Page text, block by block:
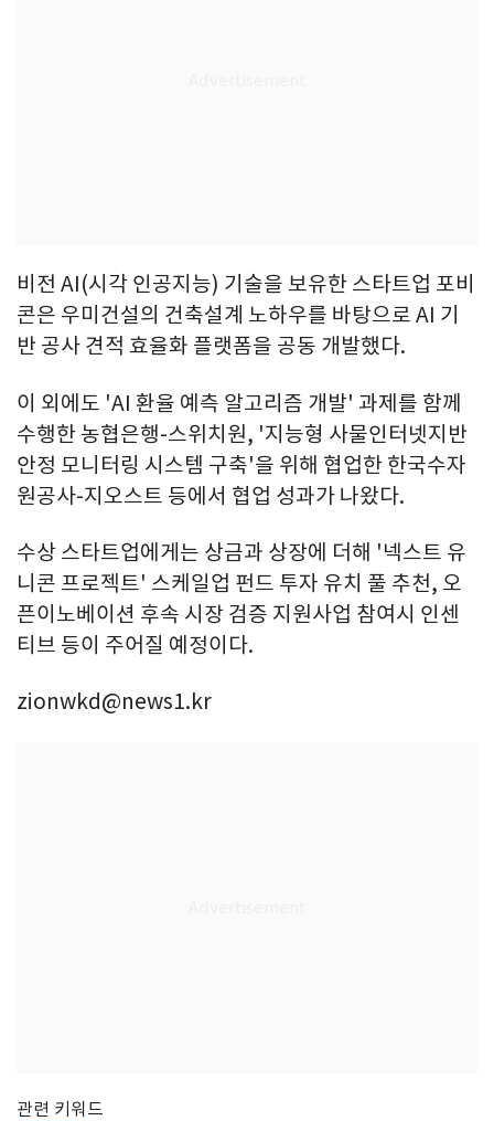
비전 AI(시각 인공지능) 기술을 보유한 스타트업 포비
콘은 우미건설의 건축설계 노하우를 바탕으로 AI 기
반 공사 견적 효율화 플랫폼을 공동 개발했다.
이 외에도 'AI 환율 예측 알고리즘 개발' 과제를 함께
수행한 농협은행-스위치원, '지능형 사물인터넷지반
안정 모니터링 시스템 구축'을 위해 협업한 한국수자
원공사-지오스트 등에서 협업 성과가 나왔다.
수상 스타트업에게는 상금과 상장에 더해 '넥스트 유
니콘 프로젝트' 스케일업 펀드 투자 유치 풀 추천, 오
픈이노베이션 후속 시장 검증 지원사업 참여시 인센
티브 등이 주어질 예정이다.
zionwkd@news1.kr
관련 키워드